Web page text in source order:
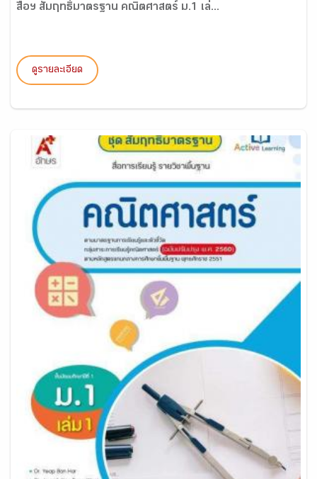
สื่อฯ สัมฤทธิ์มาตรฐาน คณิตศาสตร์ ม.1 เล่...
ดูรายละเอียด